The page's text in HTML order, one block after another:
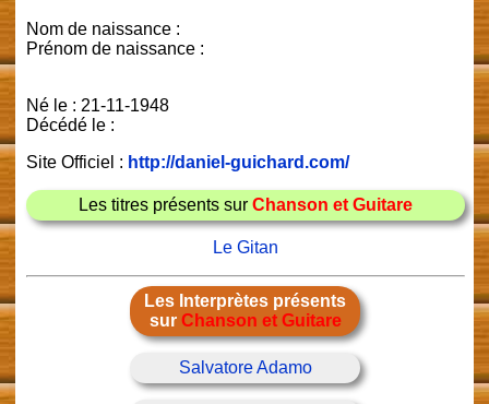
Nom de naissance :
Prénom de naissance :
Né le : 21-11-1948
Décédé le :
Site Officiel : http://daniel-guichard.com/
Les titres présents sur Chanson et Guitare
Le Gitan
Les Interprètes présents
sur Chanson et Guitare
Salvatore Adamo